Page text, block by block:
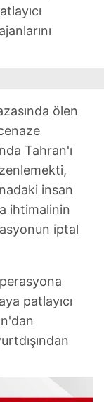
ölen
Tahran'ı
insan
ihtimalinin
iptal
patlayıcı